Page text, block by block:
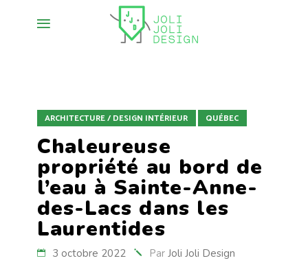
ARCHITECTURE / DESIGN INTÉRIEUR QUÉBEC
Chaleureuse
propriété au bord de
l’eau à Sainte-Anne-
des-Lacs dans les
Laurentides
3 octobre 2022 Par Joli Joli Design